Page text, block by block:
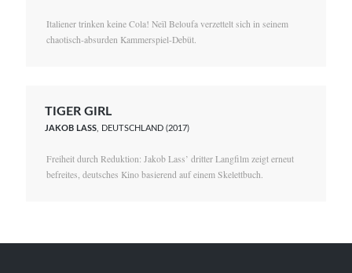
Italiener trinken keine Cola! Neïl Beloufa verzettelt sich in seinem
chaotisch-absurden Kammerspiel-Debüt.
TIGER GIRL
JAKOB LASS, DEUTSCHLAND (2017)
Freiheit durch Reduktion: Jakob Lass’ dritter Langfilm zeigt erneut
befreites, deutsches Kino basierend auf einem Skelettbuch.